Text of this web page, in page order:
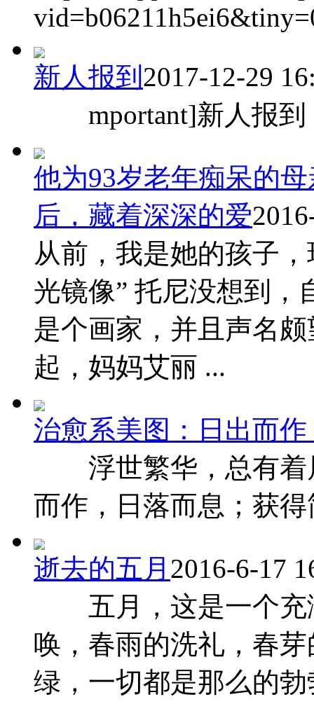
新人报到 2017-12-29
mportant]新人报到
他为93岁老年痴呆的
后，藏着深深的爱
从前，我是她的孩子，
光镜像” 托尼没想到，
是个画家，并且声名
起，妈妈艾丽 ...
治愈系美图：日出而
浮世繁华，总有着
而作，日落而息；获
逝去的五月 2016-6-17
五月，这是一个充
唤，春雨的洗礼，春
绿，一切都是那么的